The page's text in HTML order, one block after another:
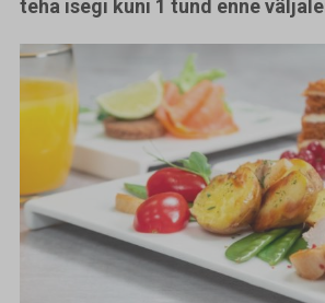
teha isegi kuni 1 tund enne